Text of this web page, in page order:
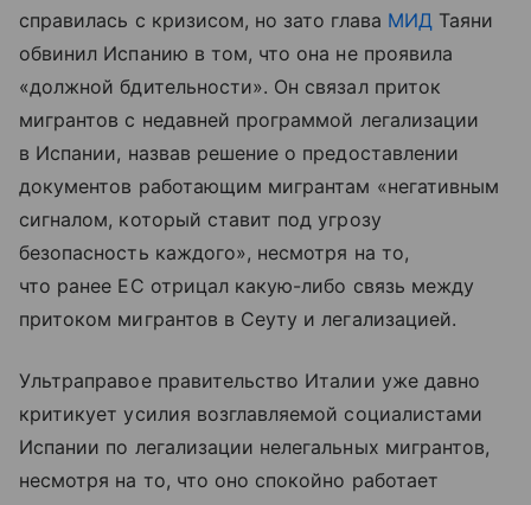
справилась с кризисом, но зато глава МИД Таяни
обвинил Испанию в том, что она не проявила
«должной бдительности». Он связал приток
мигрантов с недавней программой легализации
в Испании, назвав решение о предоставлении
документов работающим мигрантам «негативным
сигналом, который ставит под угрозу
безопасность каждого», несмотря на то,
что ранее ЕС отрицал какую-либо связь между
притоком мигрантов в Сеуту и легализацией.
Ультраправое правительство Италии уже давно
критикует усилия возглавляемой социалистами
Испании по легализации нелегальных мигрантов,
несмотря на то, что оно спокойно работает